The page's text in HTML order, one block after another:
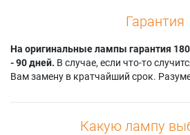
Гарантия
На оригинальные лампы гарантия
- 90 дней. В случае, если что-то
Вам замену в кратчайший срок.
Какую лампу